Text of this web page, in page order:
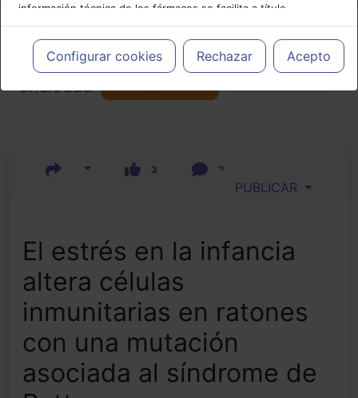
información técnica de los fármacos se facilita a título
meramente informativo, siendo responsabilidad de los
profesionales facultados prescribir medicamentos y decidir, en
cada caso concreto, el tratamiento más adecuado a las
necesidades del paciente.
Configurar cookies Rechazar Acepto
Actualidad y Artículos|Trastornos de
ansiedad
3 2
PUBLICAR
El estrés en la infancia
altera células
inmunitarias en ratones
con una mutación
asociada al síndrome de